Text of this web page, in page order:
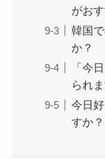
がお
韓国
か？
「今
られ
今日
すか？